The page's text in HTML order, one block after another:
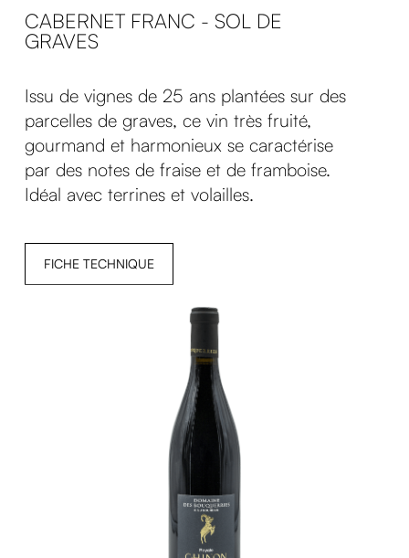
CABERNET FRANC - SOL DE
GRAVES
Issu de vignes de 25 ans plantées sur des
parcelles de graves, ce vin très fruité,
gourmand et harmonieux se caractérise
par des notes de fraise et de framboise.
Idéal avec terrines et volailles.
FICHE TECHNIQUE